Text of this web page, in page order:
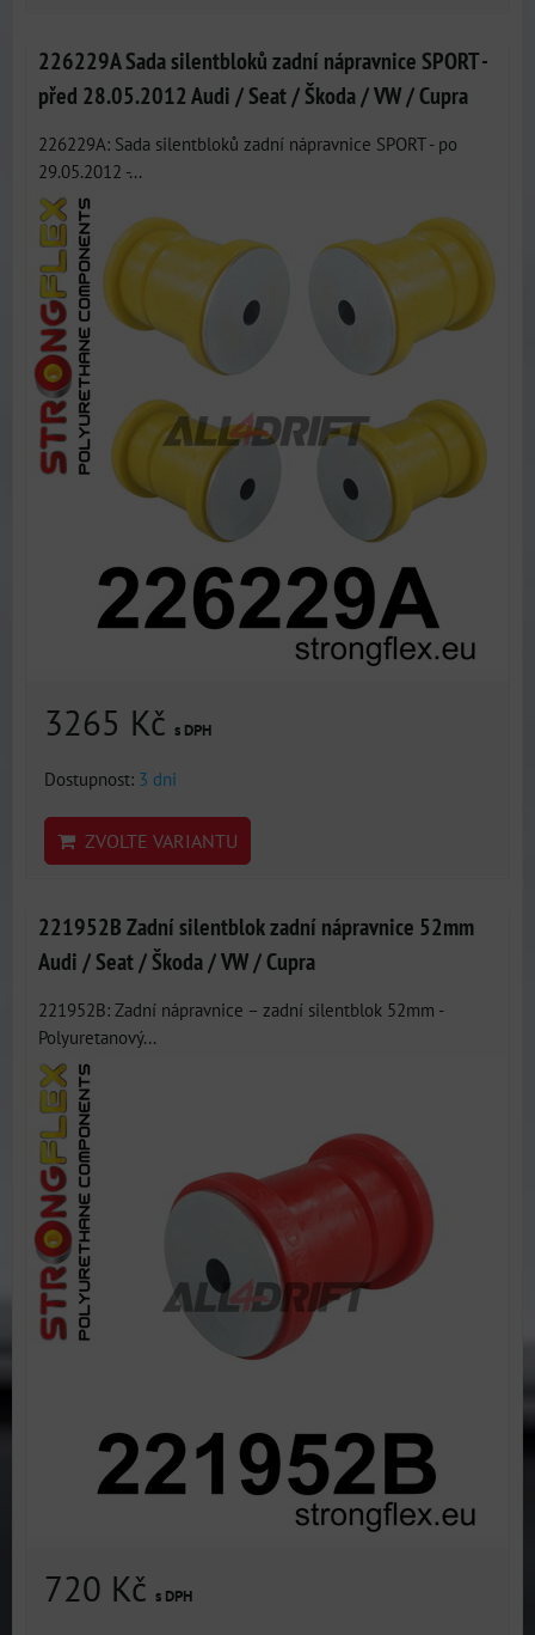
226229A Sada silentbloků zadní nápravnice SPORT -
před 28.05.2012 Audi / Seat / Škoda / VW / Cupra
226229A: Sada silentbloků zadní nápravnice SPORT - po
29.05.2012 -...
3265 Kč s DPH
Dostupnost: 3 dni
ZVOLTE VARIANTU
221952B Zadní silentblok zadní nápravnice 52mm
Audi / Seat / Škoda / VW / Cupra
221952B: Zadní nápravnice – zadní silentblok 52mm -
Polyuretanový...
720 Kč s DPH